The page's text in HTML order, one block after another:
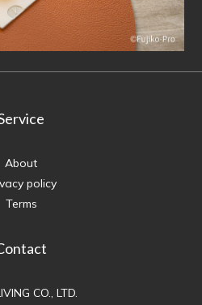
About
policy
Terms
CO., LTD.